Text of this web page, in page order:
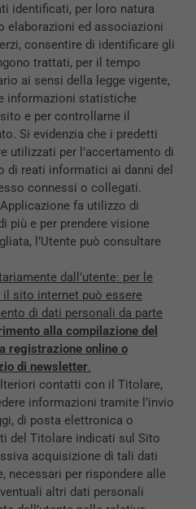
identificati, per loro natura
elaborazioni ed associazioni
consentire di identificare gli
trattati, per il tempo
ai sensi della legge vigente,
informazioni statistiche
e per controllarne il
Si evidenzia che i predetti
utilizzati per l’accertamento di
di reati informatici ai danni del
connessi o collegati.
fa utilizzo di
più e per prendere visione
l’Utente può consultare
dall’utente: per le
sito internet può essere
di dati personali da parte
alla compilazione del
registrazione online o
di newsletter.
contatti con il Titolare,
informazioni tramite l’invio
di posta elettronica o
del Titolare indicati sul Sito
acquisizione di tali dati
necessari per rispondere alle
altri dati personali